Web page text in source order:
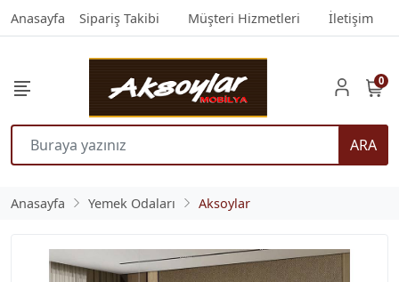
Anasayfa Sipariş Takibi Müşteri Hizmetleri İletişim
ARA
0
Anasayfa Yemek Odaları Aksoylar